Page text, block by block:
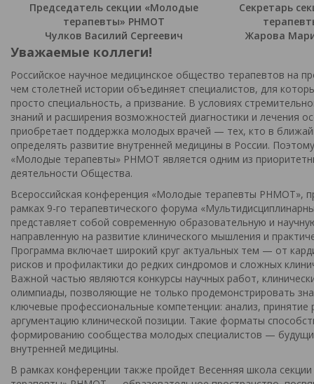
Председатель секции «Молодые
терапевты» РНМОТ
Чулков Василий Сергеевич
Секретарь
Жарова
Уважаемые коллеги!
Российское научное медицинское общество терапевтов на
чем столетней истории объединяет специалистов, для
просто специальность, а призвание. В условиях
знаний и расширения возможностей диагностики и лечения
приобретает поддержка молодых врачей — тех, кто в
определять развитие внутренней медицины в России.
«Молодые терапевты» РНМОТ является одним из
деятельности Общества.
Всероссийская конференция «Молодые терапевты РНМОТ»,
рамках 9-го терапевтического форума
представляет собой современную образовательную и
направленную на развитие клинического мышления и
Программа включает широкий круг актуальных тем — от
рисков и профилактики до редких синдромов и сложных
Важной частью являются конкурсы научных работ,
олимпиады, позволяющие не только продемонстрировать
ключевые профессиональные компетенции: анализ, принятие
аргументацию клинической позиции. Такие форматы
формированию сообщества молодых специалистов —
внутренней медицины.
В рамках конференции также пройдет Весенняя школа